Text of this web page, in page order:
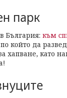
парк
България: към
който да
хапване, като